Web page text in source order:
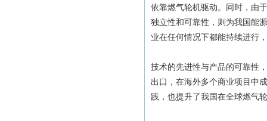
依靠燃气轮机驱动。同时，由
独立性和可靠性，则为我国能
业在任何情况下都能持续进行
技术的先进性与产品的可靠性
出口，在海外多个商业项目中
践，也提升了我国在全球燃气